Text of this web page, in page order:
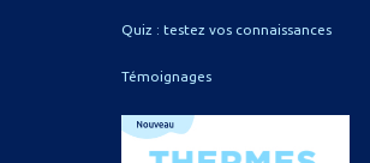
Quiz : testez vos connaissances
Témoignages